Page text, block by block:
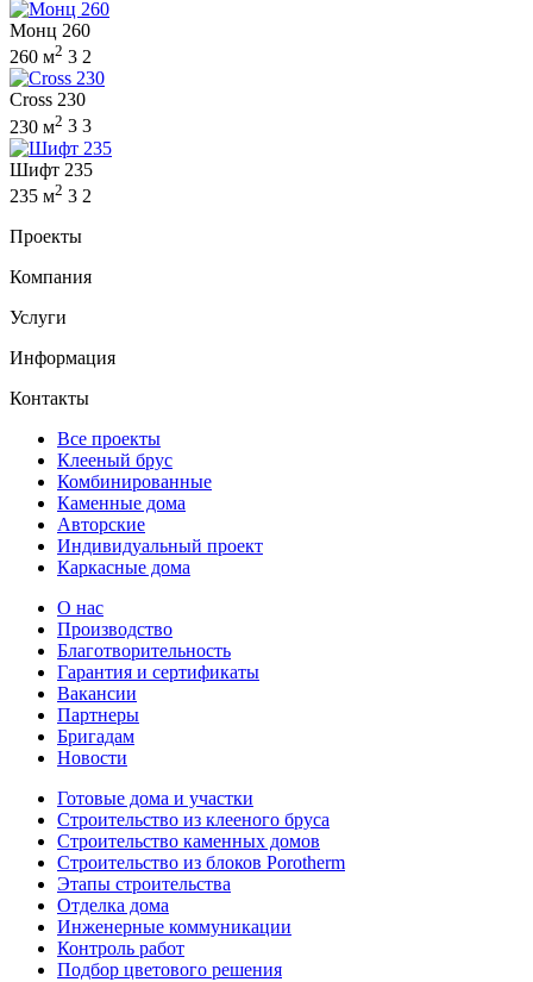
Монц 260
260 м2 3 2
Cross 230
230 м2 3 3
Шифт 235
235 м2 3 2
Проекты
Компания
Услуги
Информация
Контакты
Все проекты
Клееный брус
Комбинированные
Каменные дома
Авторские
Индивидуальный проект
Каркасные дома
О нас
Производство
Благотворительность
Гарантия и сертификаты
Вакансии
Партнеры
Бригадам
Новости
Готовые дома и участки
Строительство из клееного бруса
Строительство каменных домов
Строительство из блоков Porotherm
Этапы строительства
Отделка дома
Инженерные коммуникации
Контроль работ
Подбор цветового решения